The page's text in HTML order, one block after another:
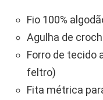
Fio 100%
Agulha de
Forro de tecido
feltro)
Fita métrica